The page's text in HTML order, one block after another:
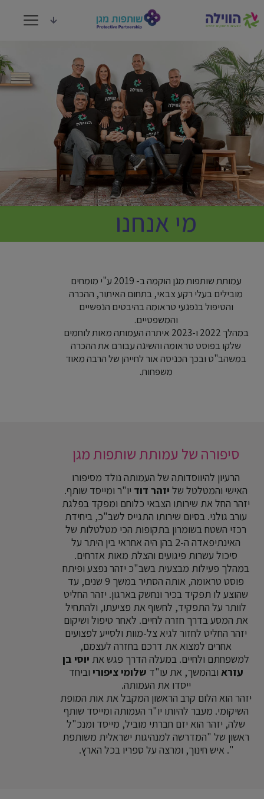
מי אנחנו
עמותת שותפות מגן הוקמה ב- 2019 ע"י מומחים
מובילים בעלי רקע צבאי, בתחום האיתור, ההכרה
והטיפול בנפגעי טראומה בהיבטים הנפשיים
והמשפטיים.
במהלך 2022 ו-2023 איתרה העמותה מאות לוחמים
שלקו בפוסט טראומה והשיגה עבורם את ההכרה
במשהב"ט ובכך הכניסה אור לחייהן של הרבה מאוד
משפחות.
סיפורה של עמותת שותפות מגן
הרעיון להיווסדותה של העמותה נולד מסיפורו
האישי והמטלטל של יזהר דוד יו"ר ומייסד שותף.
יזהר החל את שירותו הצבאי כלוחם ומפקד בפלגת
עורב גולני. בסיום שירותו התגייס לשב"כ, ביחידת
רכזי השטח בשומרון בתקופות הכי מטלטלות של
האינתיפאדה ה-2 בהן היה אחראי בין היתר על
סיכול עשרות פיגועים והצלת מאות אזרחים.
במהלך פעילות מבצעית בשב"כ יזהר נפצע ופיתח
פוסט טראומה, אותה הסתיר במשך 9 שנים, עד
שהוצע לו תפקיד בכיר ונחשק בארגון. יזהר החליט
לוותר על התפקיד, לחשוף את פציעתו, ולהתחיל
את המסע בדרך חזרה לחיים. לאחר טיפול ושיקום
יזהר החליט לחזור לגיא צל-מוות ולסייע לפצועים
אחרים למצוא את דרכם בחזרה לעצמם,
למשפחתם ולחיים. במעלה הדרך פגש את יוסי בן
עזרא ובהמשך, את עו"ד שלומי ציפורי וביחד
ייסדו את העמותה.
יזהר הוא הלום קרב הראשון המקבל את אות המופת
השיקומי. מעבר להיותו יו"ר העמותה ומייסד שותף
שלה, יזהר הוא יזם חברתי מוביל, מייסד ומנכ"ל
ראשון של "המדרשה למנהיגות ישראלית משותפת
". איש חינוך, ומרצה על ספריו בכל הארץ.